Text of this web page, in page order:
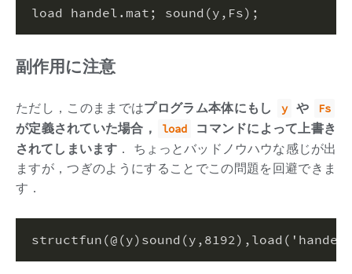
load handel.mat ; sound(y,Fs) ;
副作用に注意
ただし，このままではプログラム本体にもし y や Fs
が定義されていた場合， load
コマンドによって上書き
されてしまいます ． ちょっとバッドノウハウな感じが出
ますが，つぎのようにすることでこの問題を回避できま
す．
structfun(@(y)sound(y, 8192 ),load(